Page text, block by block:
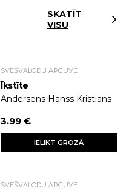
SKATĪT
VISU
SVEŠVALODU APGUVE
Īkstīte
Andersens Hanss Kristians
3.99 €
IELIKT GROZĀ
SVEŠVALODU APGUVE